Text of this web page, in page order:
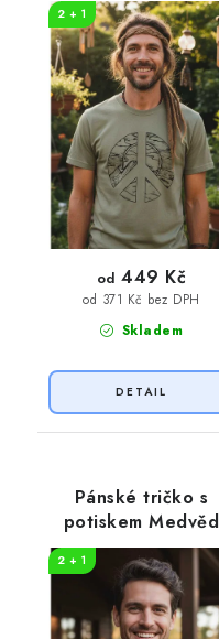
2 + 1
Skladem
od 371 Kč bez DPH
od 449 Kč
Pánské tričko s
potiskem Medvěd
2 + 1